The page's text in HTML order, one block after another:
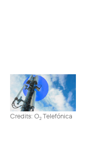
Credits: O2Telefónica